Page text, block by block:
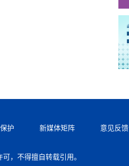
护 新媒体矩阵 意见反馈
，不得擅自转载引用。